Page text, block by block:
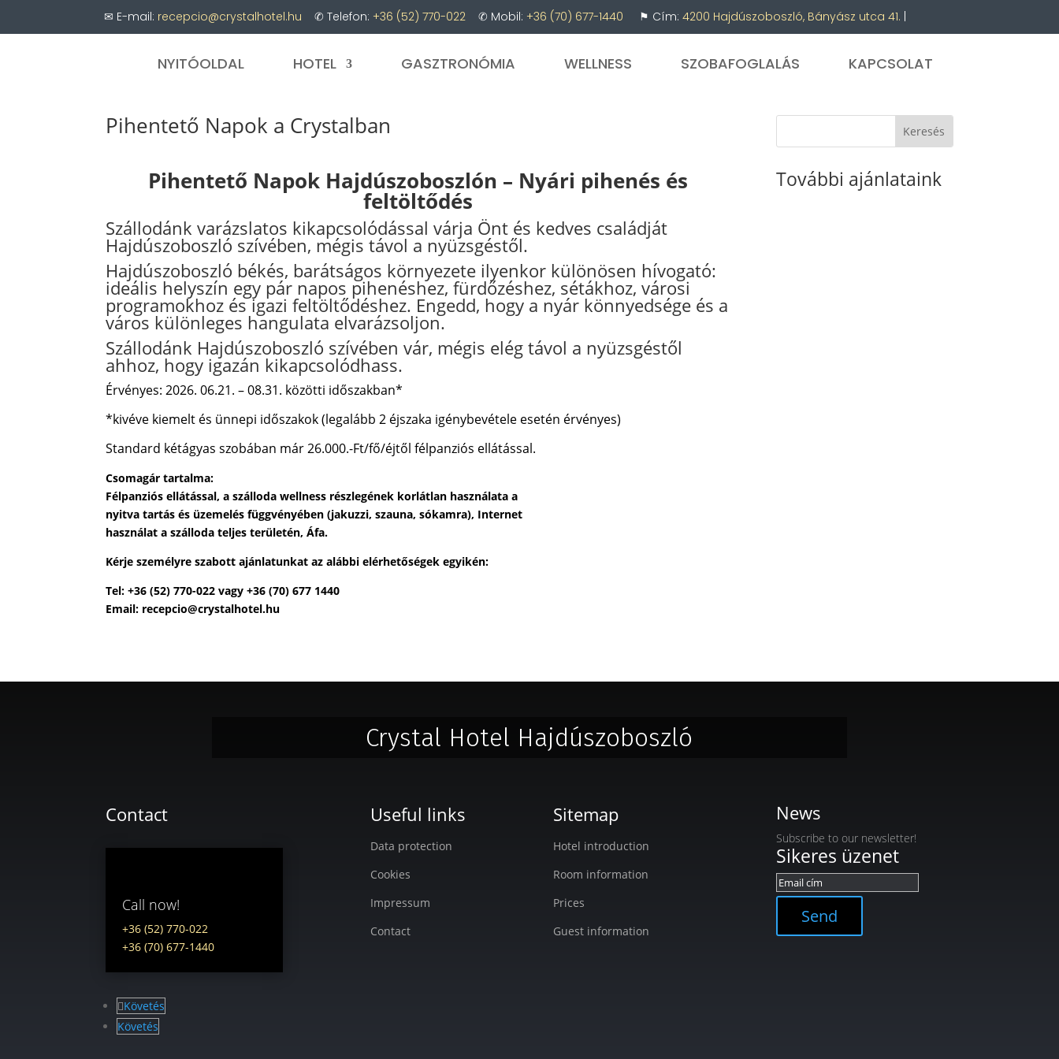
✉ E-mail: recepcio@crystalhotel.hu ✆ Telefon: +36 (52) 770-022 ✆ Mobil: +36 (70) 677-1440 ⚑ Cím: 4200 Hajdúszoboszló, Bányász utca 41.
NYITÓOLDAL HOTEL GASZTRONÓMIA WELLNESS SZOBAFOGLALÁS KAPCSOLAT
Pihentető Napok a Crystalban
Pihentető Napok Hajdúszoboszlón – Nyári pihenés és
feltöltődés
Szállodánk varázslatos kikapcsolódással várja Önt és kedves családját
Hajdúszoboszló szívében, mégis távol a nyüzsgéstől.
Hajdúszoboszló békés, barátságos környezete ilyenkor különösen hívogató:
ideális helyszín egy pár napos pihenéshez, fürdőzéshez, sétákhoz, városi
programokhoz és igazi feltöltődéshez. Engedd, hogy a nyár könnyedsége és a
város különleges hangulata elvarázsoljon.
Szállodánk Hajdúszoboszló szívében vár, mégis elég távol a nyüzsgéstől
ahhoz, hogy igazán kikapcsolódhass.
Érvényes: 2026. 06.21. – 08.31. közötti időszakban*
*kivéve kiemelt és ünnepi időszakok(legalább 2 éjszaka igénybevétele esetén érvényes)
Standard kétágyas szobában már 26.000.-Ft/fő/éjtőlfélpanziós ellátással.
Csomagár tartalma:
Félpanziós ellátással, a szálloda wellness részlegének korlátlan használata a
nyitva tartás és üzemelés függvényében (jakuzzi, szauna, sókamra), Internet
használat a szálloda teljes területén, Áfa.
Kérje személyre szabott ajánlatunkat az alábbi elérhetőségek egyikén:
Tel: +36 (52) 770-022 vagy +36 (70) 677 1440
Email: recepcio@crystalhotel.hu
További ajánlataink
Crystal Hotel Hajdúszoboszló
Contact
Call now!
+36 (52) 770-022
+36 (70) 677-1440
Követés
Követés
Useful links
Data protection
Cookies
Impressum
Contact
Sitemap
Hotel introduction
Room information
Prices
Guest information
News
Subscribe to our newsletter!
Sikeres üzenet
Send